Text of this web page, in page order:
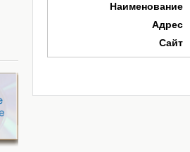
Наименование
Адрес
Сайт